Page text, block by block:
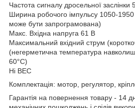
Частота сигналу дросельної заслінки
Ширина робочого імпульсу 1050-
може бути запрограмована)
Макс. Вхідна напруга 61 В
Максимальний вхідний струм
(негерметична температура
60°C)
Ні BEC
Комплектація: мотор, регулятор,
Гарантія на повернення товару - 14